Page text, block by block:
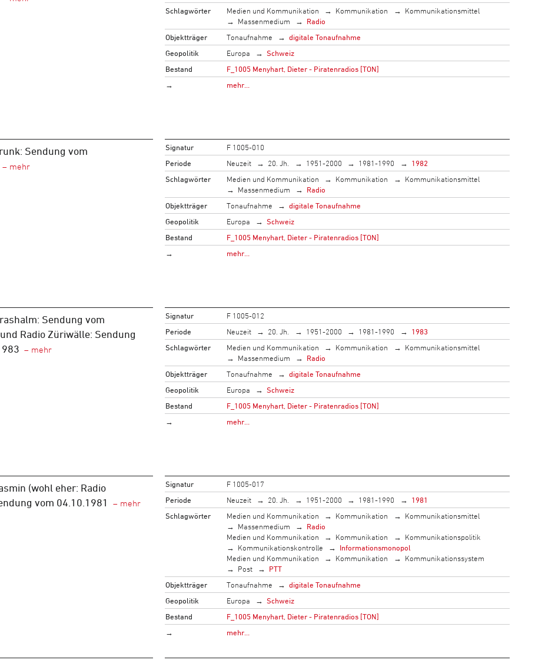
Schlagwörter
Medien und Kommunikation Kommunikation
Kommunikationsmittel
Massenmedium
Radio
Objektträger
Tonaufnahme
digitale Tonaufnahme
Geopolitik
Europa
Schweiz
Bestand
F_1005 Menyhart, Dieter - Piratenradios [TON]
→
mehr…
Sendung vom
Signatur
F 1005-010
Periode
Neuzeit 20. Jh. 1951-2000 1981-1990
1982
Schlagwörter
Medien und Kommunikation Kommunikation
Kommunikationsmittel
Massenmedium
Radio
Objektträger
Tonaufnahme
digitale Tonaufnahme
Geopolitik
Europa
Schweiz
Bestand
F_1005 Menyhart, Dieter - Piratenradios [TON]
→
mehr…
Sendung vom
Radio Züriwälle: Sendung
Signatur
F 1005-012
Periode
Neuzeit 20. Jh. 1951-2000 1981-1990
1983
Schlagwörter
Medien und Kommunikation Kommunikation
Kommunikationsmittel
Massenmedium
Radio
Objektträger
Tonaufnahme
digitale Tonaufnahme
Geopolitik
Europa
Schweiz
Bestand
F_1005 Menyhart, Dieter - Piratenradios [TON]
→
mehr…
(wohl eher: Radio
vom 04.10.1981
Signatur
F 1005-017
Periode
Neuzeit 20. Jh. 1951-2000 1981-1990
1981
Schlagwörter
Medien und Kommunikation Kommunikation
Kommunikationsmittel
Massenmedium
Radio
Medien und Kommunikation
Kommunikation
Kommunikationspolitik
Kommunikationskontrolle
Informationsmonopol
Medien und Kommunikation
Kommunikation
Kommunikationssystem
Post
PTT
Objektträger
Tonaufnahme
digitale Tonaufnahme
Geopolitik
Europa
Schweiz
Bestand
F_1005 Menyhart, Dieter - Piratenradios [TON]
→
mehr…